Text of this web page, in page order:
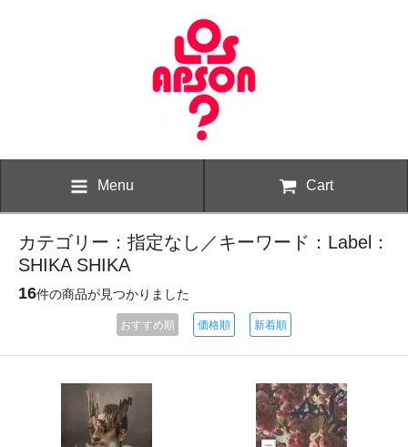
Menu Cart
カテゴリー：指定なし／キーワード：Label：
SHIKA SHIKA
16件の商品が見つかりました
おすすめ順 価格順 新着順